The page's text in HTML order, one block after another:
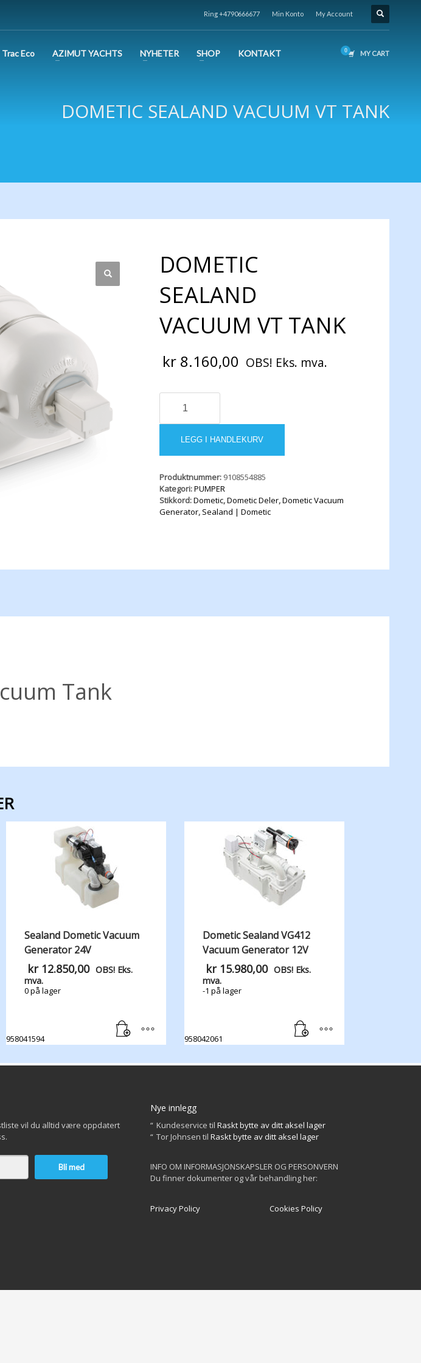
Ring +4790666677 Min Konto My Account
Trac Eco AZIMUT YACHTS NYHETER SHOP KONTAKT MY CART
DOMETIC SEALAND VACUUM VT TANK
DOMETIC
SEALAND
VACUUM VT TANK
kr 8.160,00 OBS! Eks. mva.
DOMETIC
SEALAND
VACUUM
antall
LEGG I HANDLEKURV
Produktnummer: 9108554885
Kategori:PUMPER
Stikkord:Dometic,Dometic Deler,Dometic Vacuum
Generator, Sealand | Dometic
Tank
Sealand Dometic Vacuum
Generator 24V
kr12.850,00 OBS! Eks.
mva.
0 på lager
958041594
Dometic Sealand VG412
Vacuum Generator 12V
kr15.980,00 OBS! Eks.
mva.
-1 på lager
958042061
vil du alltid være oppdatert
Nye innlegg
Kundeservice til Raskt bytte av ditt aksel lager
Tor Johnsen til Raskt bytte av ditt aksel lager
INFO OM INFORMASJONSKAPSLER OG PERSONVERN
Du finner dokumenter og vår behandling her:
Privacy Policy Cookies Policy